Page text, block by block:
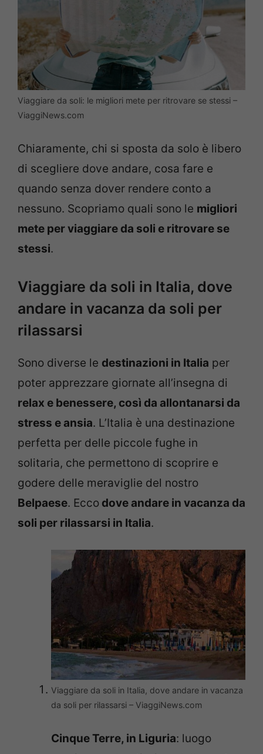
Viaggiare da soli: le migliori mete per ritrovare se stessi –
ViaggiNews.com
Chiaramente, chi si sposta da solo è libero
di scegliere dove andare, cosa fare e
quando senza dover rendere conto a
nessuno. Scopriamo quali sono le migliori
mete per viaggiare da soli e ritrovare se
stessi.
Viaggiare da soli in Italia, dove
andare in vacanza da soli per
rilassarsi
Sono diverse le destinazioni in Italia per
poter apprezzare giornate all’insegna di
relax e benessere, così da allontanarsi da
stress e ansia. L’Italia è una destinazione
perfetta per delle piccole fughe in
solitaria, che permettono di scoprire e
godere delle meraviglie del nostro
Belpaese. Ecco dove andare in vacanza da
soli per rilassarsi in Italia.
Viaggiare da soli in Italia, dove andare in vacanza
da soli per rilassarsi – ViaggiNews.com
Cinque Terre, in Liguria: luogo